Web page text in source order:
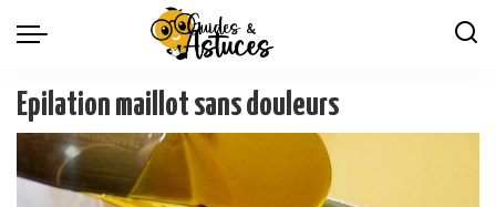
Epilation maillot sans douleurs